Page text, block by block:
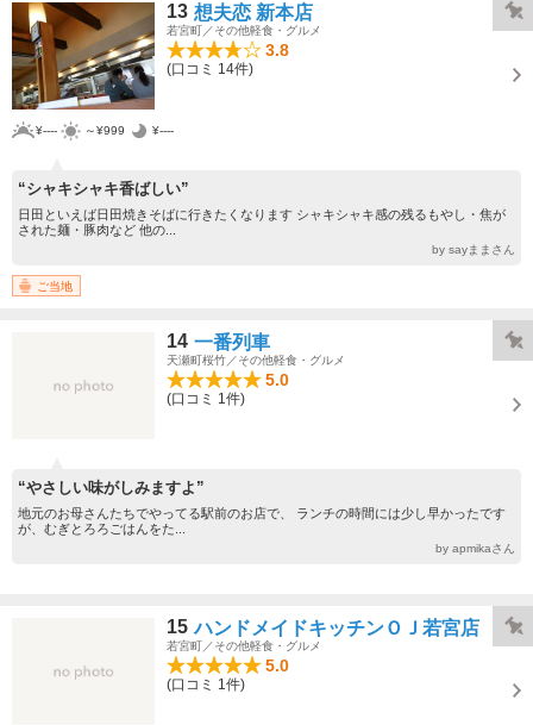
13 想夫恋 新本店
若宮町／その他軽食・グルメ
3.8
(口コミ 14件)
¥---- ～¥999 ¥----
“シャキシャキ香ばしい”
日田といえば日田焼きそばに行きたくなります シャキシャキ感の残るもやし・焦が
された麺・豚肉など 他の...
by sayままさん
ご当地
14 一番列車
天瀬町桜竹／その他軽食・グルメ
5.0
(口コミ 1件)
“やさしい味がしみますよ”
地元のお母さんたちでやってる駅前のお店で、 ランチの時間には少し早かったです
が、むぎとろろごはんをた...
by apmikaさん
15 ハンドメイドキッチンＯＪ若宮店
若宮町／その他軽食・グルメ
5.0
(口コミ 1件)